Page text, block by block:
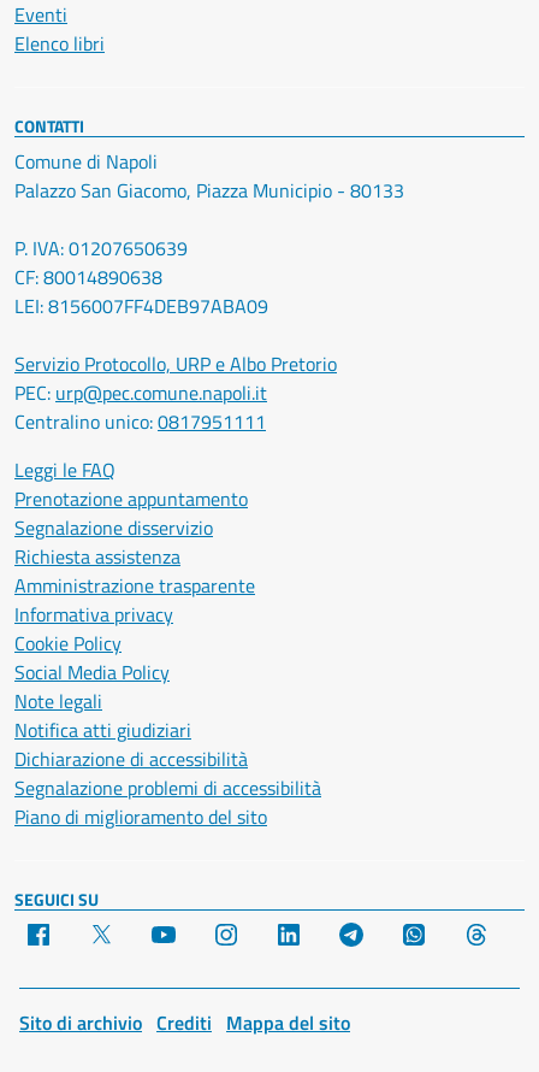
Eventi
Elenco libri
CONTATTI
Comune di Napoli
Palazzo San Giacomo, Piazza Municipio - 80133
P. IVA: 01207650639
CF: 80014890638
LEI: 8156007FF4DEB97ABA09
Servizio Protocollo, URP e Albo Pretorio
PEC: urp@pec.comune.napoli.it
Centralino unico:0817951111
Leggi le FAQ
Prenotazione appuntamento
Segnalazione disservizio
Richiesta assistenza
Amministrazione trasparente
Informativa privacy
Cookie Policy
Social Media Policy
Note legali
Notifica atti giudiziari
Dichiarazione di accessibilità
Segnalazione problemi di accessibilità
Piano di miglioramento del sito
SEGUICI SU
Facebook YouTube Instagram LinkedIn Telegram WhatsApp
Sito di archivio Crediti Mappa del sito